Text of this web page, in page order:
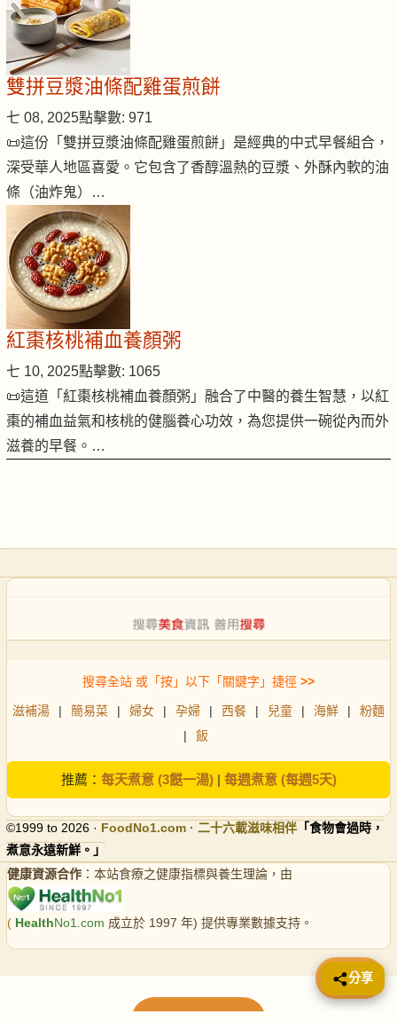
雙拼豆漿油條配雞蛋煎餅
七 08, 2025點擊數: 971
📜這份「雙拼豆漿油條配雞蛋煎餅」是經典的中式早餐組合，
深受華人地區喜愛。它包含了香醇溫熱的豆漿、外酥內軟的油
條（油炸鬼）…
紅棗核桃補血養顏粥
七 10, 2025點擊數: 1065
📜這道「紅棗核桃補血養顏粥」融合了中醫的養生智慧，以紅
棗的補血益氣和核桃的健腦養心功效，為您提供一碗從內而外
滋養的早餐。…
搜尋全站 或「按」以下「關鍵字」捷徑 >>
滋補湯 | 簡易菜 | 婦女 | 孕婦 | 西餐 | 兒童 | 海鮮 |
粉麵
|
飯
推薦： 每天煮意 (3餸一湯)| 每週煮意 (每週5天)
©1999 to 2026 · FoodNo1.com · 二十六載滋味相伴 「食物會過時，
煮意永遠新鮮。」
健康資源合作 ：本站食療之健康指標與養生理論，由
( HealthNo1.com 成立於 1997 年) 提供專業數據支持。
📤 分享
分享